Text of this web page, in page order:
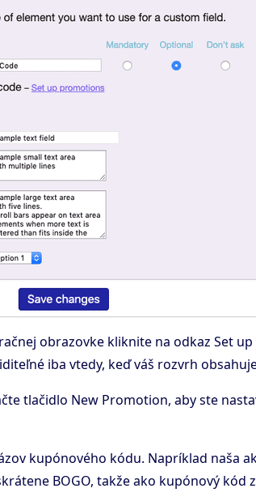
obrazovke kliknite na odkaz Set
iba vtedy, keď váš rozvrh
tlačidlo New Promotion, aby ste
kupónového kódu. Napríklad naša
BOGO, takže ako kupónový kód